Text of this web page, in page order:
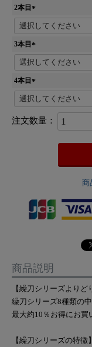
須
)
2本目
(
必
須
)
3本目
(
必
須
)
4本目
(
必
須
)
商
商品説明
【繰刀シリーズよりど
繰刀シリーズ8種類の
最大約10％お得にお買
【繰刀シリーズの特徴】